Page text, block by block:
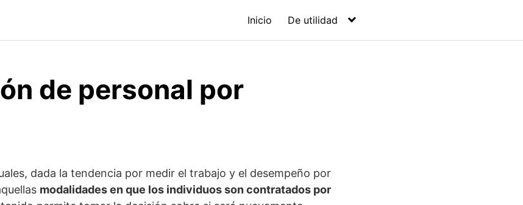
Inicio De utilidad
de personal por
dada la tendencia por medir el trabajo y el desempeño por
modalidades en que los individuos son contratados por